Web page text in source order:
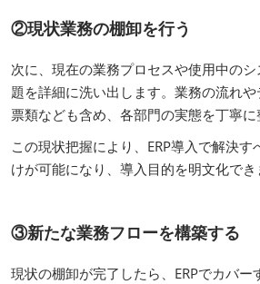
②現状業務の棚卸を行う
次に、現在の業務プロセスや使用中の
題を詳細に洗い出します。業務の流れ
票類なども含め、各部門の実態を丁寧に
この現状把握により、ERP導入で解決
けが可能になり、導入目的を明文化でき
③新たな業務フローを構築する
現状の棚卸が完了したら、ERPでカバ